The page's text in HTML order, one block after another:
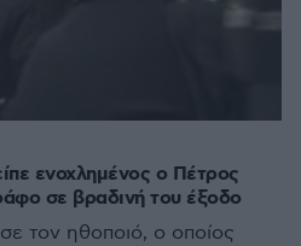
ενοχλημένος ο Πέτρος
σε βραδινή του έξοδο
τον ηθοποιό, ο οποίος